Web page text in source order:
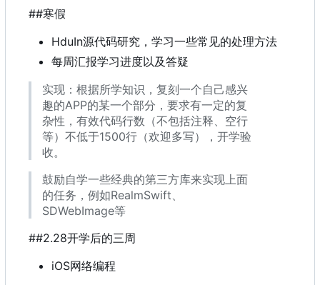
##寒假
HduIn源代码研究 ， 学习一些常见的处理方法
每周汇报学习进度以及答疑
实现 ： 根据所学知识 ， 复刻一个自己感兴
趣的APP的某一个部分 ， 要求有一定的复
杂性 ， 有效代码行数 （不包括注释、空行
等） 不低于1500行 （欢迎多写） ， 开学验
收。
鼓励自学一些经典的第三方库来实现上面
的任务 ， 例如RealmSwift、
SDWebImage等
##2.28开学后的三周
iOS网络编程